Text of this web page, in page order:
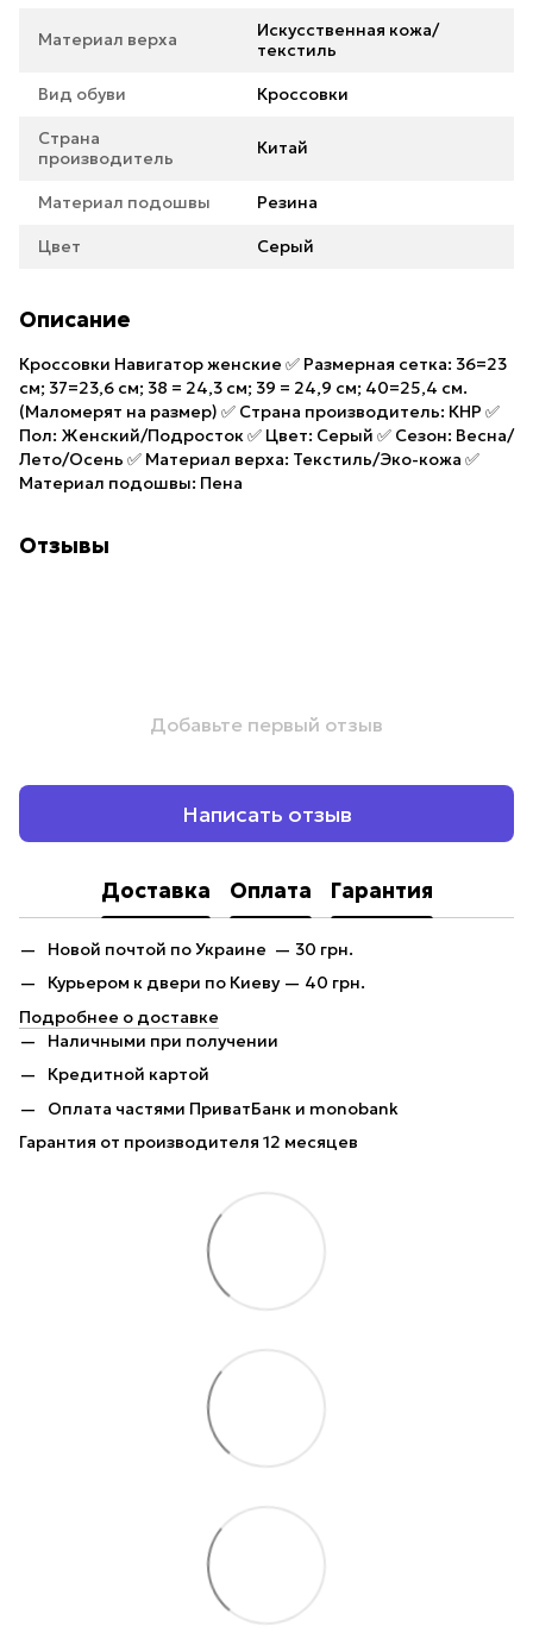
Материал верха
Искусственная кожа/
текстиль
Вид обуви Кроссовки
Страна
производитель
Китай
Материал подошвы Резина
Цвет Серый
Описание
Кроссовки Навигатор женские ✅ Размерная сетка: 36=23
см; 37=23,6 см; 38 = 24,3 см; 39 = 24,9 см; 40=25,4 см.
(Маломерят на размер) ✅ Страна производитель: КНР ✅
Пол: Женский/Подросток ✅ Цвет: Серый ✅ Сезон: Весна/
Лето/Осень ✅ Материал верха: Текстиль/Эко-кожа ✅
Материал подошвы: Пена
Отзывы
Добавьте первый отзыв
Написать отзыв
Доставка Оплата Гарантия
Новой почтой по Украине — 30 грн.
Курьером к двери по Киеву — 40 грн.
Подробнее о доставке
Наличными при получении
Кредитной картой
Оплата частями ПриватБанк и monobank
Гарантия от производителя 12 месяцев